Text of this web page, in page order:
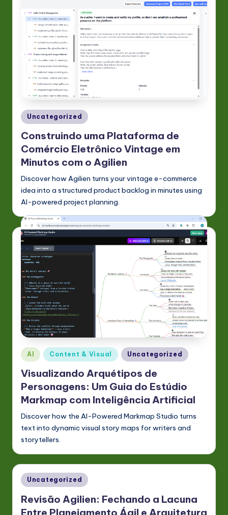
Posted
in
Uncategorized
Construindo uma Plataforma de
Comércio Eletrônico Vintage em
Minutos com o Agilien
Discover how Agilien turns your vintage e-commerce
idea into a structured product backlog in minutes using
AI-powered project planning.
Posted
in
AI Content & Visual Uncategorized
Visualizando Arquétipos de
Personagens: Um Guia do Estúdio
Markmap com Inteligência Artificial
Discover how the AI-Powered Markmap Studio turns
text into dynamic visual story maps for writers and
storytellers.
Posted
in
Uncategorized
Revisão Agilien: Fechando a Lacuna
Entre Planejamento Ágil e Arquitetura